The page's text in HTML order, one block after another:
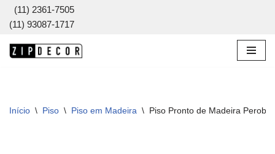
Pular
para
(11) 2361-7505
(11) 93087-1717
Início \ Piso \ Piso em Madeira \ Piso Pronto de Madeira Peroba